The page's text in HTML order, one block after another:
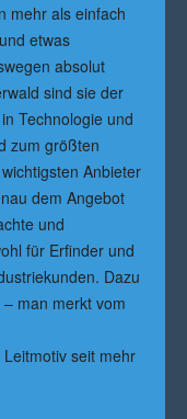
mehr als einfach
etwas
absolut
sind sie der
Technologie und
zum größten
Anbieter
dem Angebot
und
für Erfinder und
Dazu
man merkt vom
seit mehr